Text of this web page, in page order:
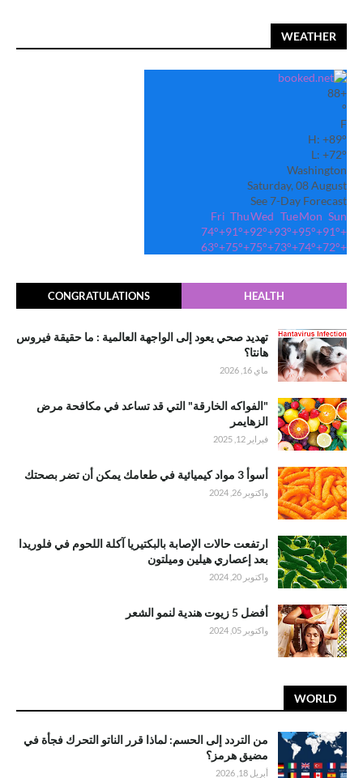
WEATHER
+
88
°
F
H: +89°
L: +72°
Washington
Saturday, 08 August
See 7-Day Forecast
Sun
Mon
Tue
Wed
Thu
Fri
+
91°
+
95°
+
93°
+
92°
+
91°
+
74°
+
72°
+
74°
+
73°
+
75°
+
75°
+
63°
HEALTH
CONGRATULATIONS
تهديد صحي يعود إلى الواجهة العالمية : ما حقيقة فيروس
هانتا؟
ماي 16, 2026
"الفواكه الخارقة" التي قد تساعد في مكافحة مرض
الزهايمر
فبراير 12, 2025
أسوأ 3 مواد كيميائية في طعامك يمكن أن تضر بصحتك
واكتوبر 26, 2024
ارتفعت حالات الإصابة بالبكتيريا آكلة اللحوم في فلوريدا
بعد إعصاري هيلين وميلتون
واكتوبر 20, 2024
أفضل 5 زيوت هندية لنمو الشعر
واكتوبر 05, 2024
WORLD
من التردد إلى الحسم: لماذا قرر الناتو التحرك فجأة في
مضيق هرمز؟
أبريل 18, 2026